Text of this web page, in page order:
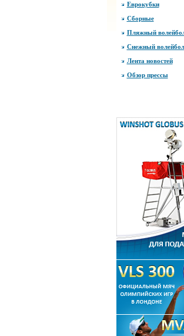
Еврокубки
Сборные
Пляжный
Снежный волейбол
Лента новостей
Обзор прессы